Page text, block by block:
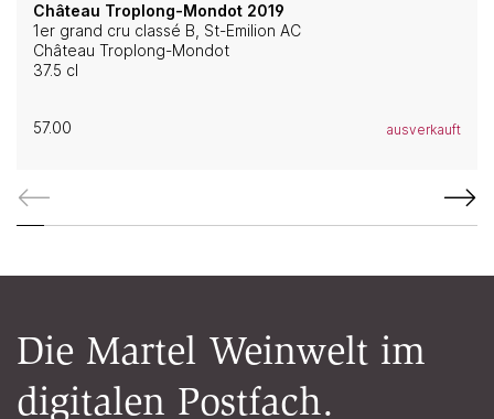
Château Troplong-Mondot 2019
1er grand cru classé B, St-Emilion AC
Château Troplong-Mondot
37.5 cl
57.00 ausverkauft
Die Martel Weinwelt im
digitalen Postfach.